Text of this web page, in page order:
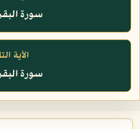
سورة البقرة،
الآية
سورة البقرة،